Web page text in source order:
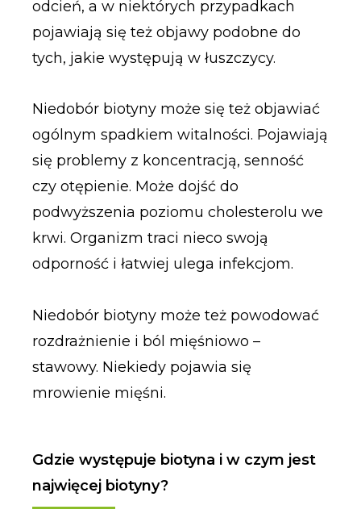
odcień, a w niektórych przypadkach
pojawiają się też objawy podobne do
tych, jakie występują w łuszczycy.
Niedobór biotyny może się też objawiać
ogólnym spadkiem witalności. Pojawiają
się problemy z koncentracją, senność
czy otępienie. Może dojść do
podwyższenia poziomu cholesterolu we
krwi. Organizm traci nieco swoją
odporność i łatwiej ulega infekcjom.
Niedobór biotyny może też powodować
rozdrażnienie i ból mięśniowo –
stawowy. Niekiedy pojawia się
mrowienie mięśni.
Gdzie występuje biotyna i w czym jest
najwięcej biotyny?